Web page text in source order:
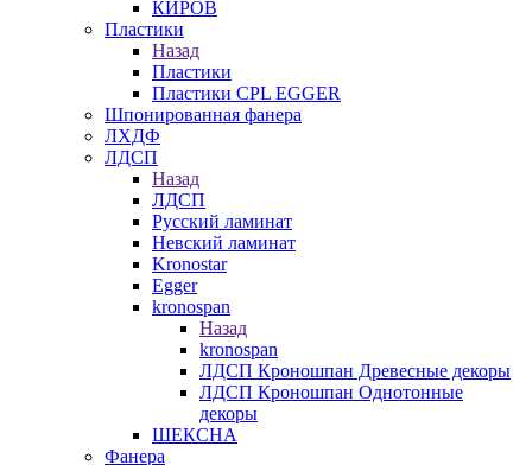
КИРОВ
Пластики
Назад
Пластики
Пластики CPL EGGER
Шпонированная фанера
ЛХДФ
ЛДСП
Назад
ЛДСП
Русский ламинат
Невский ламинат
Kronostar
Egger
kronospan
Назад
kronospan
ЛДСП Кроношпан Древесные декоры
ЛДСП Кроношпан Однотонные
декоры
ШЕКСНА
Фанера